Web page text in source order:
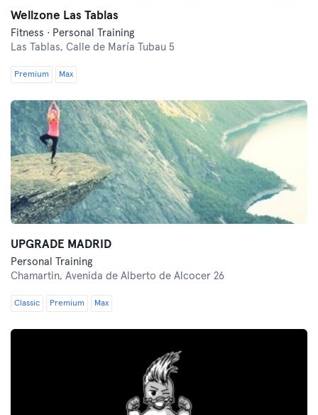
Wellzone Las Tablas
Fitness · Personal Training
Las Tablas, Calle de María Tubau 5
Premium Max
UPGRADE MADRID
Personal Training
Chamartin, Avenida de Alberto de Alcocer 26
Classic Premium Max